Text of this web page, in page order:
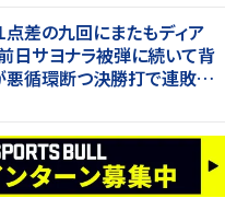
差の九回にまたもディア
日サヨナラ被弾に続いて背
循環断つ決勝打で連敗は